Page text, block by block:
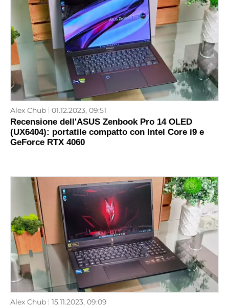
Alex Chub 01.12.2023, 09:51
Recensione dell'ASUS Zenbook Pro 14 OLED
(UX6404): portatile compatto con Intel Core i9 e
GeForce RTX 4060
Alex Chub 15.11.2023, 09:09